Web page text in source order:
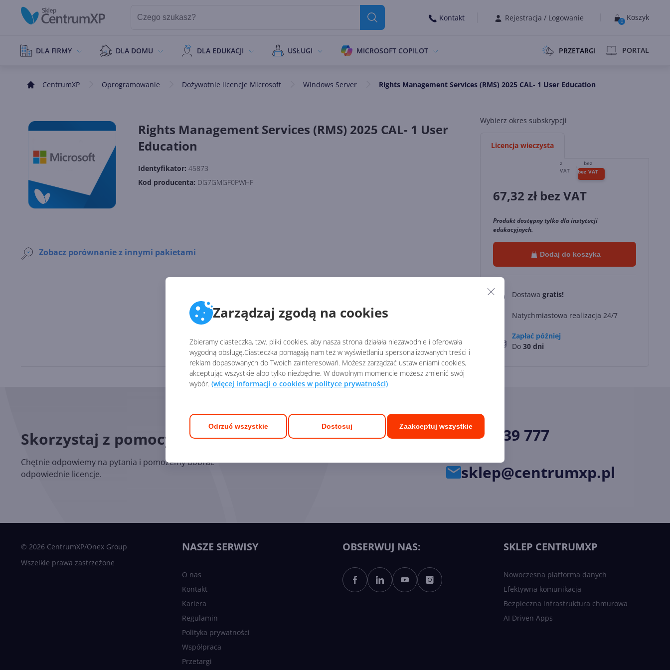
Zarządzaj zgodą na cookies
Zbieramy ciasteczka, tzw. pliki cookies, aby nasza strona działała niezawodnie i oferowała
wygodną obsługę.Ciasteczka pomagają nam też w wyświetlaniu spersonalizowanych treści i
reklam dopasowanych do Twoich zainteresowań. Możesz zarządzać ustawieniami cookies,
akceptując wszystkie albo tylko niezbędne. W dowolnym momencie możesz zmienić swój
wybór. (więcej informacji o cookies w polityce prywatności)
Odrzuć wszystkie Dostosuj Zaakceptuj wszystkie
Kontakt Rejestracja / Logowanie 0 Koszyk
DLA FIRMY DLA DOMU DLA EDUKACJI USŁUGI MICROSOFT COPILOT PRZETARGI PORTAL
CentrumXP Oprogramowanie Dożywotnie licencje Microsoft Windows Server Rights Management Services (RMS) 2025 CAL- 1 User Education
Rights Management Services (RMS) 2025 CAL- 1 User
Education
Wybierz okres subskrypcji
Licencja wieczysta
67,32 zł bez VAT
Produkt dostępny tylko dla instytucji
edukacyjnych.
Dodaj do koszyka
Dostawa gratis!
Natychmiastowa realizacja 24/7
Zapłać później
Do 30 dni
Identyfikator: 45873
Kod producenta: DG7GMGF0PWHF
Zobacz porównanie z innymi pakietami
Skorzystaj z pomocy naszych Ekspertów
Chętnie odpowiemy na pytania i pomożemy dobrać
odpowiednie licencje.
34 33 39 777
sklep@centrumxp.pl
© 2026 CentrumXP/Onex Group
Wszelkie prawa zastrzeżone
NASZE SERWISY
O nas
Kontakt
Kariera
Regulamin
Polityka prywatności
Współpraca
Przetargi
OBSERWUJ NAS: SKLEP CENTRUMXP
Nowoczesna platforma danych
Efektywna komunikacja
Bezpieczna infrastruktura chmurowa
AI Driven Apps